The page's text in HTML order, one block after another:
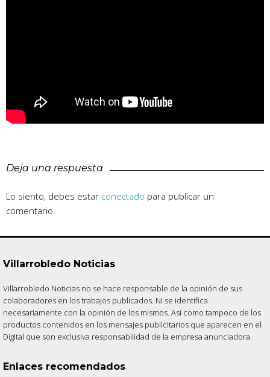
Deja una respuesta
Lo siento, debes estar conectado para publicar un
comentario.
Villarrobledo Noticias
Villarrobledo Noticias no se hace responsable de la opinión de sus
colaboradores en los trabajos publicados. Ni se identifica
necesariamente con la opinión de los mismos. Así como tampoco de los
productos contenidos en los mensajes publicitarios que aparecen en el
Digital que son exclusiva responsabilidad de la empresa anunciadora.
Enlaces recomendados